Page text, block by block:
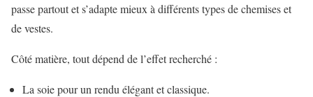
passe partout et s’adapte mieux à différents types de chemises et
de vestes.
Côté matière, tout dépend de l’effet recherché :
La soie pour un rendu élégant et classique.